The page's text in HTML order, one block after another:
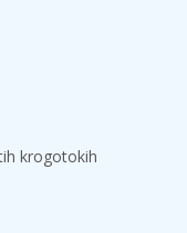
krogotokih